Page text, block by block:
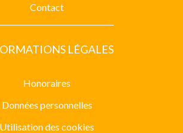
Contact
LÉGALES
Honoraires
Données personnelles
Utilisation des cookies